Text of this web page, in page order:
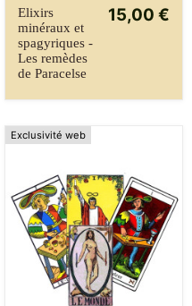
Elixirs
minéraux et
spagyriques -
Les remèdes
de Paracelse
15,00 €
Exclusivité web